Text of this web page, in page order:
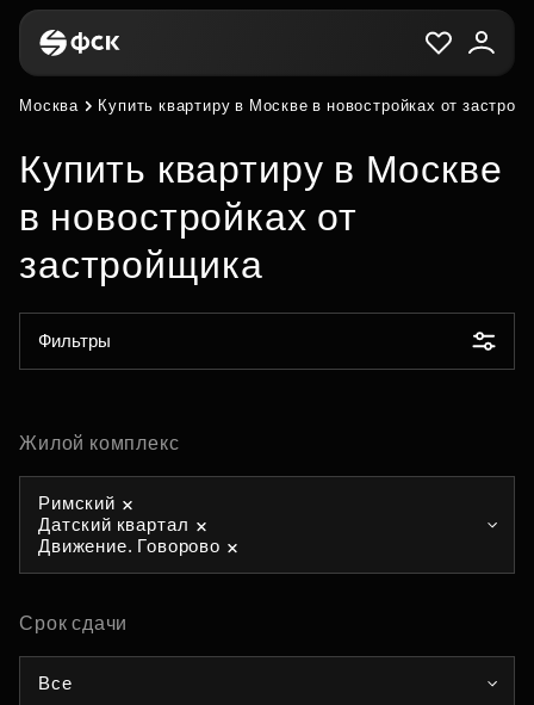
Москва Купить квартиру в Москве в новостройках от
Купить квартиру в Москве
в новостройках от
застройщика
Фильтры
Жилой комплекс
Римский
Датский квартал
Движение. Говорово
Срок сдачи
Все